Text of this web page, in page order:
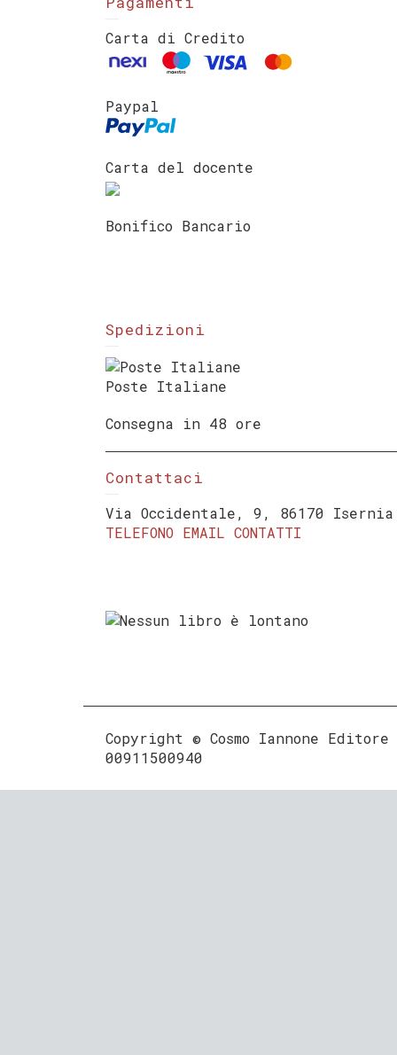
Carta di Credito
Paypal
Carta del docente
Bonifico Bancario
Spedizioni
Poste Italiane
Consegna in 48 ore
Contattaci
Via Occidentale, 9, 86170
TELEFONO EMAIL CONTATTI
Copyright © Cosmo Iannone
00911500940